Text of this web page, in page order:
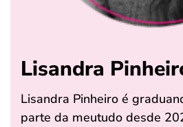
Lisandra
Lisandra Pinheiro é
parte da meutudo desde